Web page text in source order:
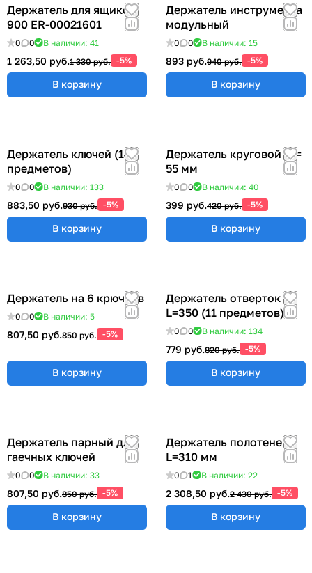
Держатель для ящиков
900 ER-00021601
0 0 В наличии: 41
1 263,50 руб.1 330 руб. -5%
В корзину
Держатель инструмента
модульный
0 0 В наличии: 15
893 руб.940 руб. -5%
В корзину
Держатель ключей (14
предметов)
0 0 В наличии: 133
883,50 руб.930 руб. -5%
В корзину
Держатель круговой Ø =
55 мм
0 0 В наличии: 40
399 руб.420 руб. -5%
В корзину
Держатель на 6 крючков
0 0 В наличии: 5
807,50 руб.850 руб. -5%
В корзину
Держатель отверток
L=350 (11 предметов)
0 0 В наличии: 134
779 руб.820 руб. -5%
В корзину
Держатель парный для
гаечных ключей
0 0 В наличии: 33
807,50 руб.850 руб. -5%
В корзину
Держатель полотенец
L=310 мм
0 1 В наличии: 22
2 308,50 руб.2 430 руб. -5%
В корзину